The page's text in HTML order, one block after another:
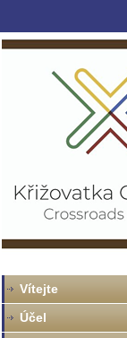
Vítejte
Účel